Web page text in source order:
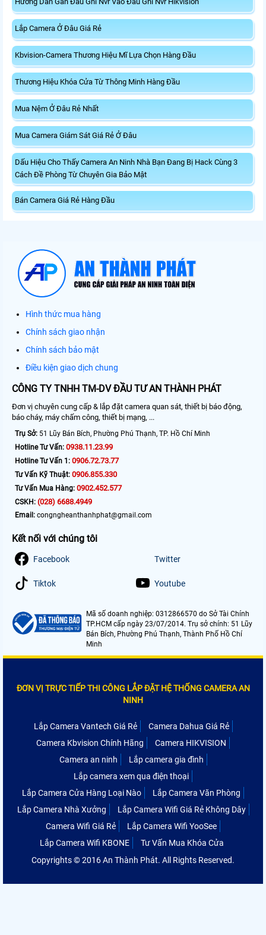
Lắp Camera Ở Đâu Giá Rẻ
Kbvision-Camera Thương Hiệu Mĩ Lựa Chọn Hàng Đầu
Thương Hiệu Khóa Cửa Từ Thông Minh Hàng Đầu
Mua Nệm Ở Đâu Rẻ Nhất
Mua Camera Giám Sát Giá Rẻ Ở Đâu
Dấu Hiệu Cho Thấy Camera An Ninh Nhà Bạn Đang Bị Hack Cùng 3
Cách Đề Phòng Từ Chuyên Gia Bảo Mật
Bán Camera Giá Rẻ Hàng Đầu
Hình thức mua hàng
Chính sách giao nhận
Chính sách bảo mật
Điều kiện giao dịch chung
CÔNG TY TNHH TM-DV ĐẦU TƯ AN THÀNH PHÁT
Đơn vị chuyên cung cấp & lắp đặt camera quan sát, thiết bị báo động,
báo cháy, máy chấm công, thiết bị mạng, ...
Trụ Sở: 51 Lũy Bán Bích, Phường Phú Thạnh, TP. Hồ Chí Minh
Hotline Tư Vấn: 0938.11.23.99
Hotline Tư Vấn 1: 0906.72.73.77
Tư Vấn Kỹ Thuật: 0906.855.330
Tư Vấn Mua Hàng: 0902.452.577
CSKH: (028) 6688.4949
Email: congngheanthanhphat@gmail.com
Kết nối với chúng tôi
Facebook Twitter
Tiktok Youtube
Mã số doanh nghiệp: 0312866570 do Sở Tài Chính
TP.HCM cấp ngày 23/07/2014. Trụ sở chính: 51 Lũy
Bán Bích, Phường Phú Thạnh, Thành Phố Hồ Chí
Minh
ĐƠN VỊ TRỰC TIẾP THI CÔNG LẮP ĐẶT HỆ THỐNG CAMERA AN
NINH
Lắp Camera Vantech Giá Rẻ
Camera Dahua Giá Rẻ
Camera Kbvision Chính Hãng
Camera HIKVISION
Camera an ninh
Lắp camera gia đình
Lắp camera xem qua điện thoại
Lắp Camera Cửa Hàng Loại Nào
Lắp Camera Văn Phòng
Lắp Camera Nhà Xưởng
Lắp Camera Wifi Giá Rẻ Không Dây
Camera Wifi Giá Rẻ
Lắp Camera Wifi YooSee
Lắp Camera Wifi KBONE
Tư Vấn Mua Khóa Cửa
Copyrights © 2016 An Thành Phát. All Rights Reserved.